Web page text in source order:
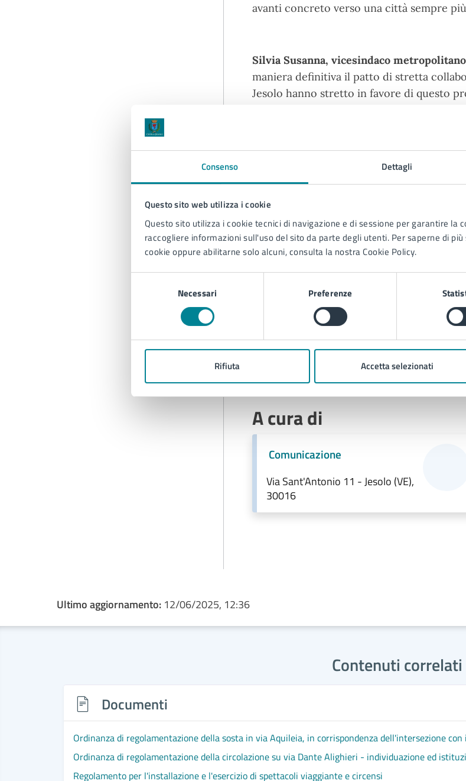
Consenso Dettagli
Questo sito web utilizza i cookie
Questo sito utilizza i cookie tecnici di navigazione e di sessione per garantire la
raccogliere informazioni sull'uso del sito da parte degli utenti. Per saperne di
cookie oppure abilitarne solo alcuni, consulta la nostra Cookie Policy.
Necessari Preferenze
Rifiuta Accetta selezionati
avanti concreto verso una città sempre
Silvia Susanna, vicesindaco metropolitano
maniera definitiva il patto di stretta
Jesolo hanno stretto in favore di questo
stradale ma a dare fluidità al traffico con
Posteselle. A nome del sindaco Luigi
richieste e alle segnalazioni dei comuni,
enti interessati e ai professionisti che
Galleria immagini
A cura di
Comunicazione
Via Sant'Antonio 11 - Jesolo (VE),
30016
Ultimo aggiornamento: 12/06/2025, 12:36
Contenuti correlati
Documenti
Ordinanza di regolamentazione della sosta in via Aquileia, in corrispondenza dell'intersezione
Ordinanza di regolamentazione della circolazione su via Dante Alighieri - individuazione ed
Regolamento per l'installazione e l'esercizio di spettacoli viaggiante e circensi